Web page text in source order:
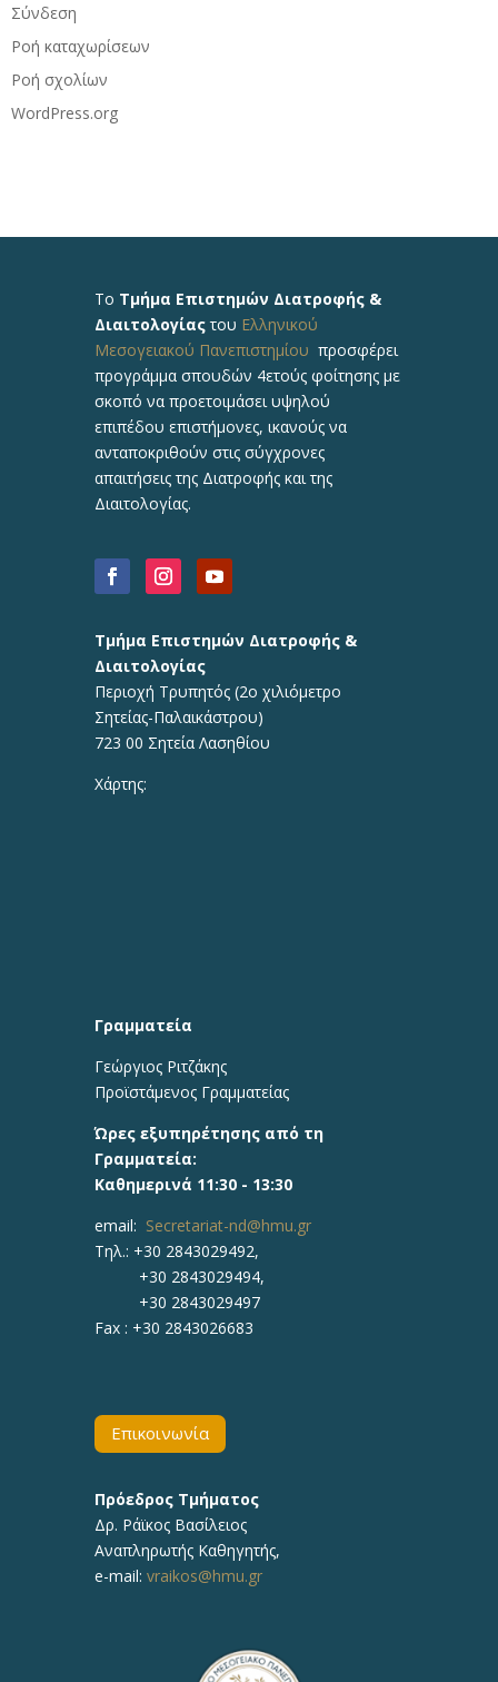
Σύνδεση
Ροή καταχωρίσεων
Ροή σχολίων
WordPress.org
Το Τμήμα Επιστημών Διατροφής &
Διαιτολογίαςτου Ελληνικού
Μεσογειακού Πανεπιστημίου προσφέρει
προγράμμα σπουδών 4ετούς φοίτησης με
σκοπό να προετοιμάσει υψηλού
επιπέδου επιστήμονες, ικανούς να
ανταποκριθούν στις σύγχρονες
απαιτήσεις της Διατροφής και της
Διαιτολογίας.
Τμήμα Επιστημών Διατροφής &
Διαιτολογίας
Περιοχή Τρυπητός (2o χιλιόμετρο
Σητείας-Παλαικάστρου)
723 00 Σητεία Λασηθίου
Χάρτης:
Γραμματεία
Γεώργιος Ριτζάκης
Προϊστάμενος Γραμματείας
Ώρες εξυπηρέτησης από τη
Γραμματεία:
Καθημερινά 11:30 - 13:30
email: Secretariat-nd@hmu.gr
Τηλ.: +30 2843029492,
+30 2843029494,
+30 2843029497
Fax : +30 2843026683
Επικοινωνία
Πρόεδρος Τμήματος
Δρ. Ράϊκος Βασίλειος
Αναπληρωτής Καθηγητής,
e-mail: vraikos@hmu.gr